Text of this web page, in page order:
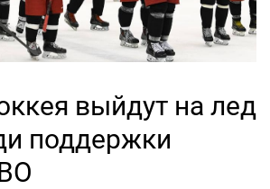
выйдут на лед
поддержки